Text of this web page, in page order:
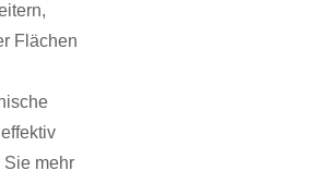
Flächen
Sie mehr